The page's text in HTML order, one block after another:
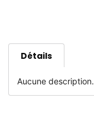
Détails
Aucune description.